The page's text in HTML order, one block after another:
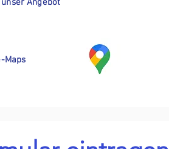
Angebot
Maps